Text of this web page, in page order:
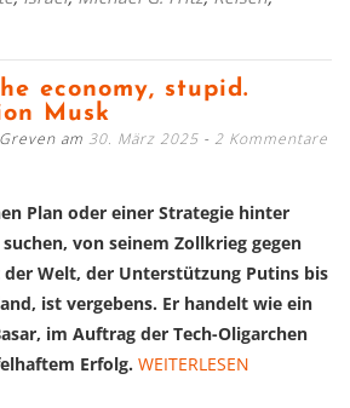
economy, stupid.
Musk
am 30. März 2025 2 Kommentare
Plan oder einer Strategie hinter
von seinem Zollkrieg gegen
der Welt, der Unterstützung Putins bis
ist vergebens. Er handelt wie ein
im Auftrag der Tech-Oligarchen
Erfolg. WEITERLESEN